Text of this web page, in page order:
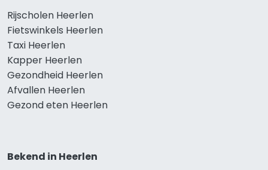
Rijscholen Heerlen
Fietswinkels Heerlen
Taxi Heerlen
Kapper Heerlen
Gezondheid Heerlen
Afvallen Heerlen
Gezond eten Heerlen
Bekend in Heerlen